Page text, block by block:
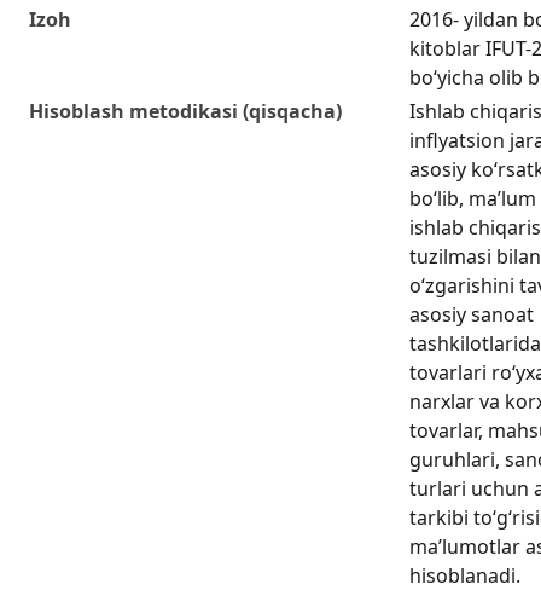
Izoh
2016- yildan
kitoblar
bo‘yicha olib
Hisoblash metodikasi (qisqacha)
Ishlab
inflyatsion
asosiy
bo‘lib,
ishlab
tuzilmasi
o‘zgarishini
asosiy sanoat
tovarlari
narxlar va
tovarlar,
guruhlari,
turlari uchun
tarkibi
ma’lumotlar
hisoblanadi.